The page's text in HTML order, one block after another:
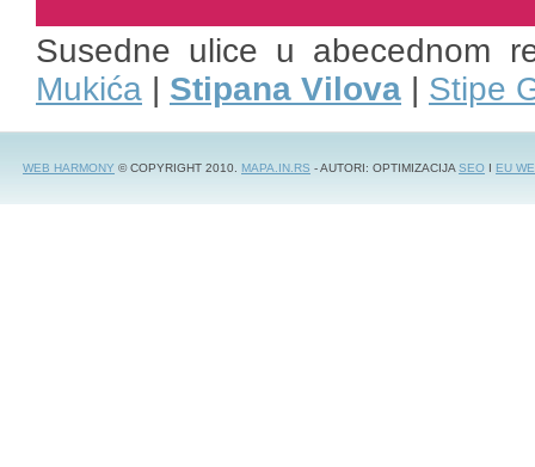
Susedne ulice u abecednom
Mukića | Stipana Vilova | Stipe
WEB HARMONY © COPYRIGHT 2010. MAPA.IN.RS - AUTORI: OPTIMIZACIJASEO I EU